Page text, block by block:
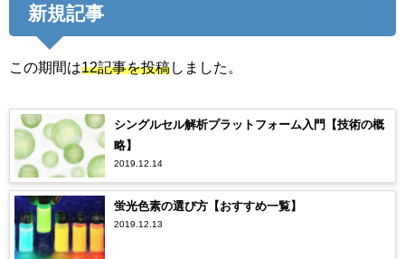
新規記事
この期間は12記事を投稿しました。
シングルセル解析プラットフォーム入門【技術の概
略】
2019.12.14
蛍光色素の選び方【おすすめ一覧】
2019.12.13